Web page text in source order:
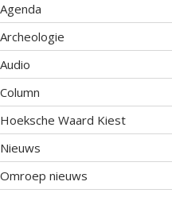
Agenda
Archeologie
Audio
Column
Hoeksche Waard Kiest
Nieuws
Omroep nieuws